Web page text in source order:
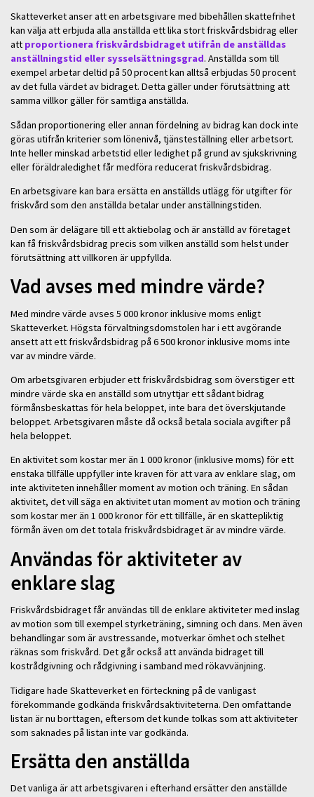
Skatteverket anser att en arbetsgivare med bibehållen skattefrihet
kan välja att erbjuda alla anställda ett lika stort friskvårdsbidrag eller
att proportionera friskvårdsbidraget utifrån de anställdas
anställningstid eller sysselsättningsgrad. Anställda som till
exempel arbetar deltid på 50 procent kan alltså erbjudas 50 procent
av det fulla värdet av bidraget. Detta gäller under förutsättning att
samma villkor gäller för samtliga anställda.
Sådan proportionering eller annan fördelning av bidrag kan dock inte
göras utifrån kriterier som lönenivå, tjänsteställning eller arbetsort.
Inte heller minskad arbetstid eller ledighet på grund av sjukskrivning
eller föräldraledighet får medföra reducerat friskvårdsbidrag.
En arbetsgivare kan bara ersätta en anställds utlägg för utgifter för
friskvård som den anställda betalar under anställningstiden.
Den som är delägare till ett aktiebolag och är anställd av företaget
kan få friskvårdsbidrag precis som vilken anställd som helst under
förutsättning att villkoren är uppfyllda.
Vad avses med mindre värde?
Med mindre värde avses 5 000 kronor inklusive moms enligt
Skatteverket. Högsta förvaltningsdomstolen har i ett avgörande
ansett att ett friskvårdsbidrag på 6 500 kronor inklusive moms inte
var av mindre värde.
Om arbetsgivaren erbjuder ett friskvårdsbidrag som överstiger ett
mindre värde ska en anställd som utnyttjar ett sådant bidrag
förmånsbeskattas för hela beloppet, inte bara det överskjutande
beloppet. Arbetsgivaren måste då också betala sociala avgifter på
hela beloppet.
En aktivitet som kostar mer än 1 000 kronor (inklusive moms) för ett
enstaka tillfälle uppfyller inte kraven för att vara av enklare slag, om
inte aktiviteten innehåller moment av motion och träning. En sådan
aktivitet, det vill säga en aktivitet utan moment av motion och träning
som kostar mer än 1 000 kronor för ett tillfälle, är en skattepliktig
förmån även om det totala friskvårdsbidraget är av mindre värde.
Användas för aktiviteter av
enklare slag
Friskvårdsbidraget får användas till de enklare aktiviteter med inslag
av motion som till exempel styrketräning, simning och dans. Men även
behandlingar som är avstressande, motverkar ömhet och stelhet
räknas som friskvård. Det går också att använda bidraget till
kostrådgivning och rådgivning i samband med rökavvänjning.
Tidigare hade Skatteverket en förteckning på de vanligast
förekommande godkända friskvårdsaktiviteterna. Den omfattande
listan är nu borttagen, eftersom det kunde tolkas som att aktiviteter
som saknades på listan inte var godkända.
Ersätta den anställda
Det vanliga är att arbetsgivaren i efterhand ersätter den anställde